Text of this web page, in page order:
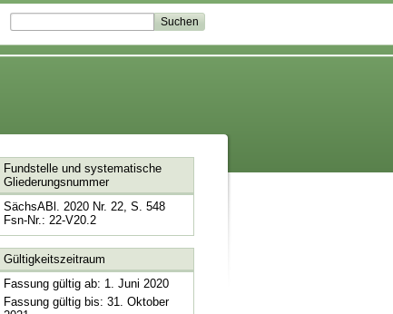
Fundstelle und systematische
Gliederungsnummer
SächsABl. 2020 Nr. 22, S. 548
Fsn-Nr.: 22-V20.2
Gültigkeitszeitraum
Fassung gültig ab: 1. Juni 2020
Fassung gültig bis: 31. Oktober